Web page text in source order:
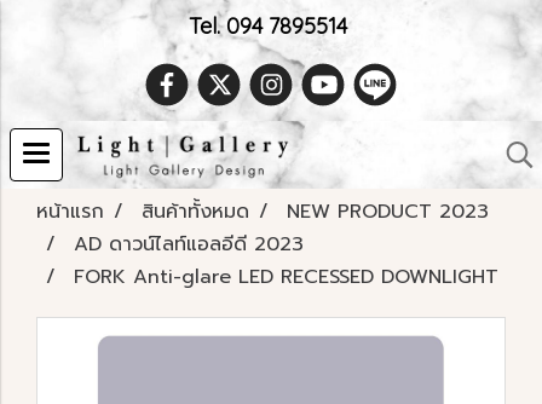
Tel. 094 7895514
หน้าแรก สินค้าทั้งหมด
NEW PRODUCT 2023
AD ดาวน์ไลท์แอลอีดี 2023
FORK Anti-glare LED RECESSED DOWNLIGHT